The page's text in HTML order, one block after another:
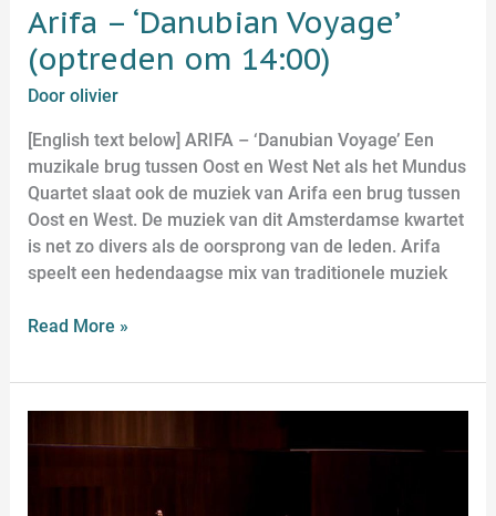
Arifa – ‘Danubian Voyage’
(optreden om 14:00)
Doorolivier
[English text below] ARIFA – ‘Danubian Voyage’ Een
muzikale brug tussen Oost en West Net als het Mundus
Quartet slaat ook de muziek van Arifa een brug tussen
Oost en West. De muziek van dit Amsterdamse kwartet
is net zo divers als de oorsprong van de leden. Arifa
speelt een hedendaagse mix van traditionele muziek
Read More »
Motamedi